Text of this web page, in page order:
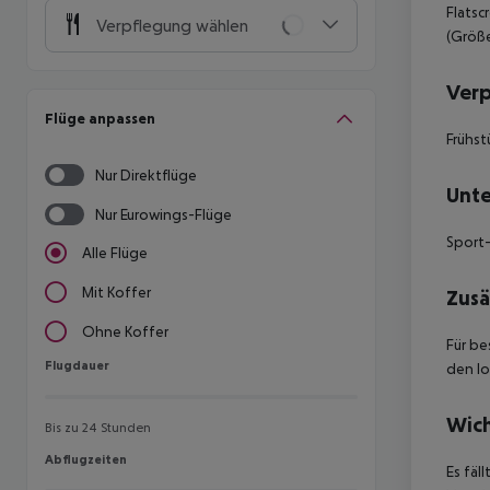
Verpflegung wählen
Flüge anpassen
Nur Direktflüge
Nur Eurowings-Flüge
Alle Flüge
Mit Koffer
Ohne Koffer
Flugdauer
Flugdauer
Bis zu 24 Stunden
Abflugzeiten
Abflugzeiten
Für
den
Es